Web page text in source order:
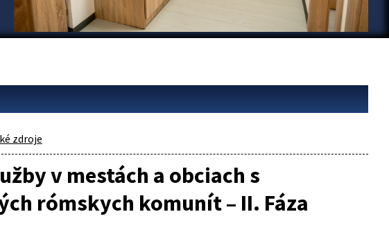
zdroje
v mestách a obciach s
rómskych komunít – II. Fáza